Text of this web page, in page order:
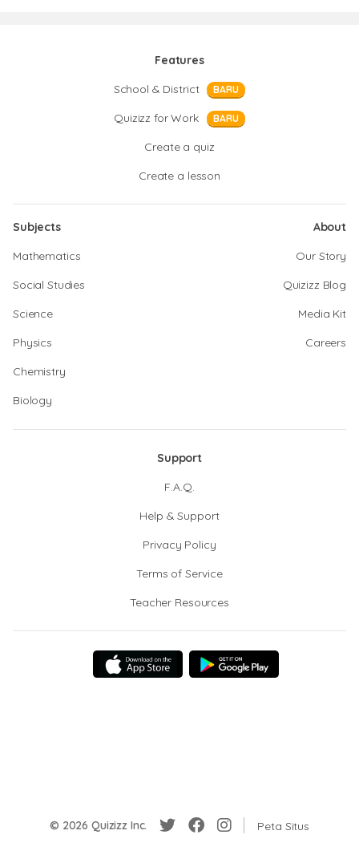
Features
School & District
BARU
Quizizz for Work BARU
Create a quiz
Create a lesson
Subjects
Mathematics
Social Studies
Science
Physics
Chemistry
Biology
About
Our Story
Quizizz Blog
Media Kit
Careers
Support
F.A.Q.
Help & Support
Privacy Policy
Terms of Service
Teacher Resources
© 2026 Quizizz Inc. Peta Situs